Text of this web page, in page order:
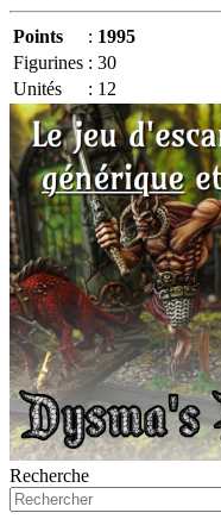
Points : 1995
Figurines : 30
Unités
: 12
Recherche